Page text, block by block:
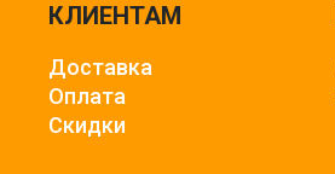
КЛИЕНТАМ
Доставка
Оплата
Скидки